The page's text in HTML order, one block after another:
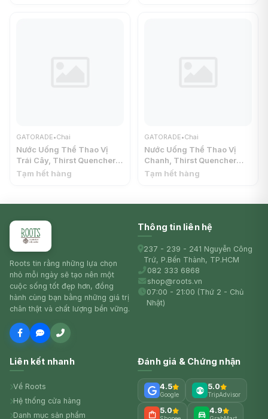
GATORADE•Chai
Nước Uống Thể Thao Vị
Trái Cây, Thirst Quencher
Sports Drink, Fruit Punch,
Tạm hết hàng
GATORADE•Chai
Nước Uống Thể Thao Vị
Chanh, Thirst Quencher
Sports Drink, Lemon Lime,
Tạm hết hàng
Roots tin rằng những lựa chọn
nhỏ mỗi ngày sẽ tạo nên một
cuộc sống tốt đẹp hơn, đồng
hành cùng bạn bằng những giá trị
chân thật và chất lượng bền vững.
Thông tin liên hệ
237 - 239 - 241 Nguyễn Công
Trứ, P.Bến Thành, TP.HCM
082 333 6868
shop@roots.vn
07:00 - 21:00 (Thứ 2 - Chủ
Nhật)
Liên kết nhanh
Về Roots
Hệ thống cửa hàng
Danh mục sản phẩm
Đánh giá & Chứng nhận
4.5
Google
5.0
TripAdvisor
5.0 4.9